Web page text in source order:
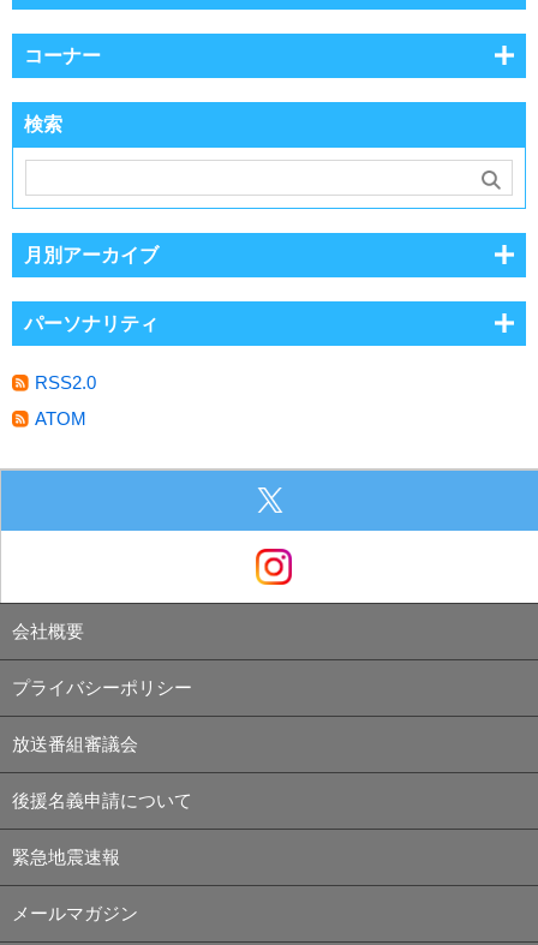
コーナー
検索
月別アーカイブ
パーソナリティ
RSS2.0
ATOM
会社概要
プライバシーポリシー
放送番組審議会
後援名義申請について
緊急地震速報
メールマガジン